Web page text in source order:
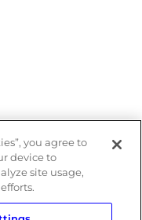
you agree to
device to
site usage,